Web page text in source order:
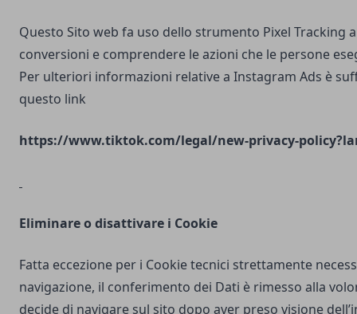
Questo Sito web fa uso dello strumento Pixel Tracking
conversioni e comprendere le azioni che le persone
Per ulteriori informazioni relative a Instagram Ads è
questo link
https://www.tiktok.com/legal/new-privacy-
Eliminare o disattivare i Cookie
Fatta eccezione per i Cookie tecnici strettamente
navigazione, il conferimento dei Dati è rimesso alla
decide di navigare sul sito dopo aver preso visione